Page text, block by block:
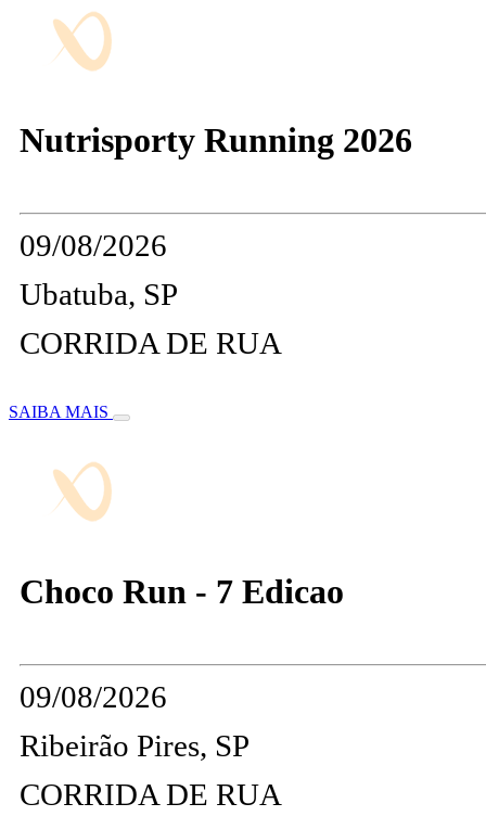
Nutrisporty Running 2026
09/08/2026
Ubatuba, SP
CORRIDA DE RUA
SAIBA MAIS
Choco Run - 7 Edicao
09/08/2026
Ribeirão Pires, SP
CORRIDA DE RUA